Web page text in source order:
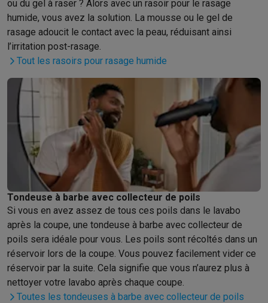
Enceintes Enceintes Enceintes BluetoothEnceintes connectées
Audio domestique
Tourne-disque
Navigation
Accessoires GPS
Accessoires TV & audio
Supports Câbles
Vidéo
Action camsDrones
Housses de transport Flashs & filtres
Téléphonie & montres connectées
GSM
SmartphonesApple iPhone Smartphones Samsung
GSM
Reconditionné Smartphones reconditionnés
Protection GSM
Coques iPhone Coques Samsung
Toutes les
Montres connectées Montres connectées Trackers d’activité
Chargeurs GSMChargeurs et câblesChargeurs sans filCâbles
Accessoires GSM
AirTags & traceurs GPSÉcouteurs sans fil
Téléphones fixes
Téléphones fixes Talkie walkie
Babyphones
Ordinateurs & tablettes
OrdinateursPC portablesPC portables gamerApple MacBook
Périphériques ITSourisClaviersWebcamsEnceintes PC
Tablettes & liseusesTablettesApple iPadSamsung Galaxy Tab
ImprimerImprimantesCartouches d'encre & papierCricut
ou du gel à raser ? Alors avec un rasoir pour le rasage
humide, vous avez la solution. La mousse ou le gel de
rasage adoucit le contact avec la peau, réduisant ainsi
l’irritation post-rasage.
Tout les rasoirs pour rasage humide
Tondeuse à barbe avec collecteur de poils
Si vous en avez assez de tous ces poils dans le lavabo
après la coupe, une tondeuse à barbe avec collecteur de
poils sera idéale pour vous. Les poils sont récoltés dans un
réservoir lors de la coupe. Vous pouvez facilement vider ce
réservoir par la suite. Cela signifie que vous n’aurez plus à
nettoyer votre lavabo après chaque coupe.
Toutes les tondeuses à barbe avec collecteur de poils